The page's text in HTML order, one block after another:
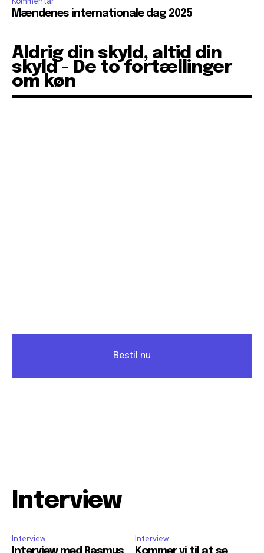
Mændenes internationale dag 2025
Aldrig din skyld, altid din
skyld - De to fortællinger
om køn
Bestil nu
Interview
Interview Interview